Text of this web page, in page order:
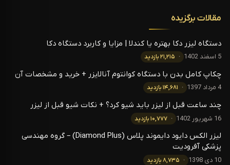
مقالات برگزیده
دستگاه لیزر دکا بهتره یا کندلا | مزایا و کاربرد دستگاه دکا
5 اسفند 1402 ۲۱,۲۱۵ بازدید
چکاپ کامل بدن با دستگاه کوانتوم آنالایزر + خرید و مشخصات آن
4 مرداد 1397 ۱۴,۶۸۱ بازدید
چند ساعت قبل از لیزر باید شیو کرد؟ + نکات شیو قبل از لیزر
16 شهریور 1402 ۱۰,۷۷۷ بازدید
لیزر الکس دایود دایموند پلاس (Diamond Plus) – گروه مهندسی
پزشکی آفرودیت
10 دی 1398 ۸,۷۳۵ بازدید